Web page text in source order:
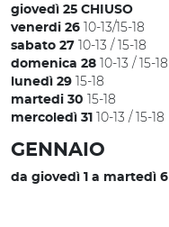
giovedì 25 CHIUSO
venerdi 26 10-13/15-18
sabato 27 10-13 / 15-18
domenica 28 10-13 / 15-18
lunedì 29 15-18
martedi 30 15-18
mercoledì 31 10-13 / 15-18
GENNAIO
da giovedì 1 a martedì 6